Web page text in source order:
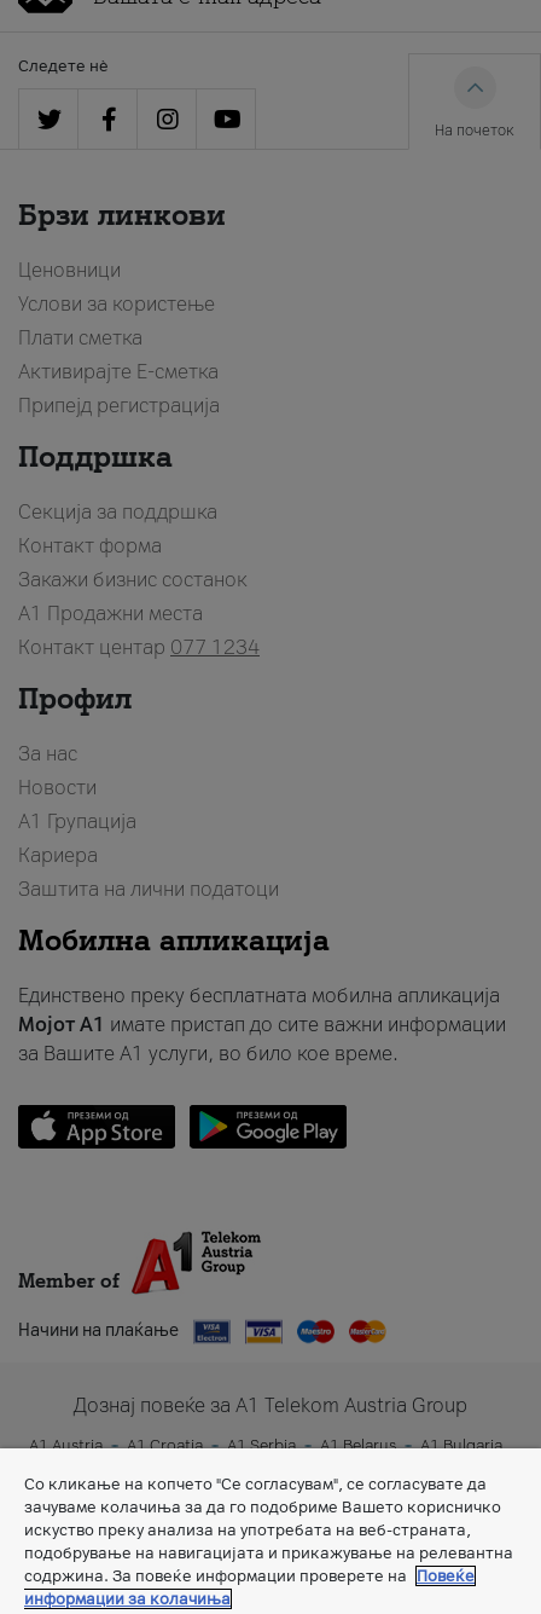
Следете нè
На почеток
Брзи линкови
Ценовници
Услови за користење
Плати сметка
Активирајте Е-сметка
Припејд регистрација
Поддршка
Секција за поддршка
Контакт форма
Закажи бизнис состанок
A1 Продажни места
Контакт центар 077 1234
Профил
За нас
Новости
А1 Групација
Кариера
Заштита на лични податоци
Мобилна апликација
Единствено преку бесплатната мобилна апликација
Мојот A1 имате пристап до сите важни информации
за Вашите A1 услуги, во било кое време.
Member of
Начини на плаќање
Дознај повеќе за A1 Telekom Austria Group
A1 Austria A1 Croatia A1 Serbia A1 Belarus
A1 Bulgaria
A1 Slovenia
A1 Digital
Со кликање на копчето "Се согласувам", се согласувате да
зачуваме колачиња за да го подобриме Вашето корисничко
искуство преку анализа на употребата на веб-страната,
подобрување на навигацијата и прикажување на релевантна
содржина. За повеќе информации проверете на
Повеќе
информации за колачиња